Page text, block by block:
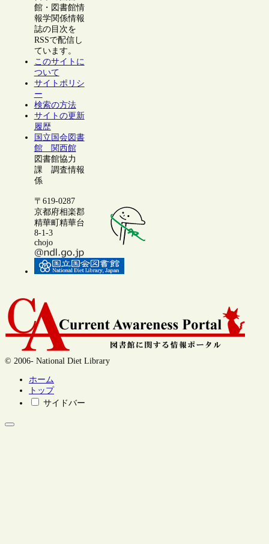
館・図書館情
報学関係情報
誌の目次を
RSSで配信し
ています。
このサイトに
ついて
サイトポリシ
ー
検索の方法
サイトの更新
履歴
国立国会図書
館 関西館
図書館協力
課 調査情報
係
〒619-0287
京都府相楽郡
精華町精華台
8-1-3
chojo
© 2006- National Diet Library
ホーム
トップ
サイドバー